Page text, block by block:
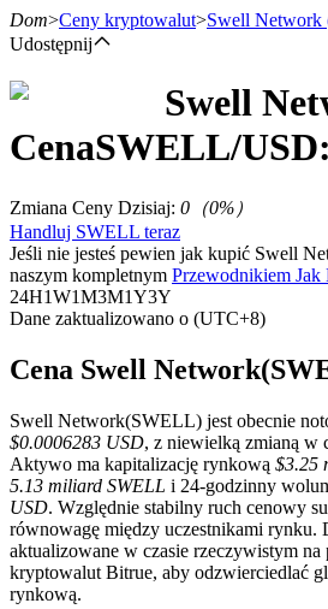
Kontrakty terminowe
Kontrakty terminowe na USDT
Dom>Ceny kryptowalut>Swell Network
Udostępnij
Swell
CenaSWELL/
Zmiana Ceny Dzisiaj: 0 （0%）
Handluj SWELL teraz
Jeśli nie jesteś pewien jak kupić Swell
naszym kompletnym Przewodnikiem
24H1W1M3M1Y3Y
Dane zaktualizowano o (UTC+8)
Cena Swell
Swell Network(SWELL) jest obecnie
$0.0006283 USD, z niewielką zmianą w
Aktywo ma kapitalizację rynkową $3.25
5.13 miliard SWELL i 24-godzinny
USD. Względnie stabilny ruch cenowy
równowagę między uczestnikami rynku.
aktualizowane w czasie rzeczywistym
kryptowalut Bitrue, aby odzwierciedlać
rynkową.